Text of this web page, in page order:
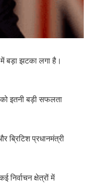
में बड़ा झटका लगा है।
को इतनी बड़ी सफलता
ब्रिटिश प्रधानमंत्री
निर्वाचन क्षेत्रों में